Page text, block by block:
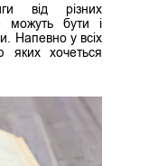
від різних
можуть бути і
Напевно у всіх
яких хочеться